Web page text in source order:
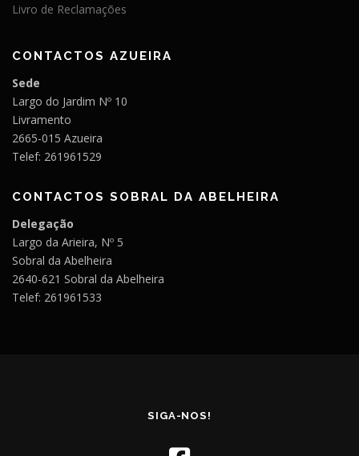
Livro de Reclamações
CONTACTOS AZUEIRA
Sede
Largo do Jardim Nº 10
Livramento
2665-015 Azueira
Telef: 261961529
CONTACTOS SOBRAL DA ABELHEIRA
Delegação
Largo da Arieira, Nº 5
Sobral da Abelheira
2640-621 Sobral da Abelheira
Telef: 261961533
SIGA-NOS!